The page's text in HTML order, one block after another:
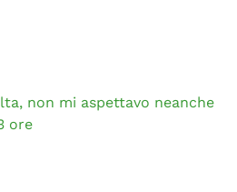
non mi aspettavo neanche
ore